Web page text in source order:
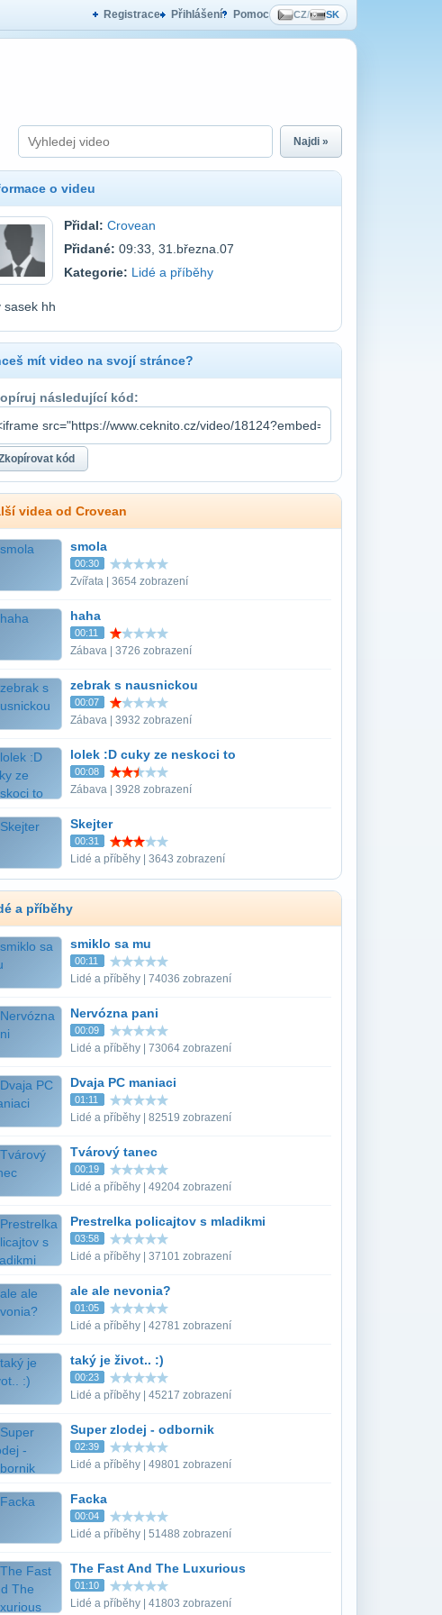
Registrace Přihlášení Pomoc CZ/ SK
Najdi »
o videu
Přidal: Crovean
Přidané: 09:33, 31.března.07
Kategorie: Lidé a příběhy
sasek hh
mít video na svojí stránce?
následující kód:
videa od Crovean
smola
00:30
Zvířata | 3654 zobrazení
haha
00:11
Zábava | 3726 zobrazení
zebrak s nausnickou
00:07
Zábava | 3932 zobrazení
lolek :D cuky ze neskoci to
00:08
Zábava | 3928 zobrazení
Skejter
00:31
Lidé a příběhy | 3643 zobrazení
a příběhy
smiklo sa mu
00:11
Lidé a příběhy | 74036 zobrazení
Nervózna pani
00:09
Lidé a příběhy | 73064 zobrazení
Dvaja PC maniaci
01:11
Lidé a příběhy | 82519 zobrazení
Tvárový tanec
00:19
Lidé a příběhy | 49204 zobrazení
Prestrelka policajtov s mladikmi
03:58
Lidé a příběhy | 37101 zobrazení
ale ale nevonia?
01:05
Lidé a příběhy | 42781 zobrazení
taký je život.. :)
00:23
Lidé a příběhy | 45217 zobrazení
Super zlodej - odbornik
02:39
Lidé a příběhy | 49801 zobrazení
Facka
00:04
Lidé a příběhy | 51488 zobrazení
The Fast And The Luxurious
01:10
Lidé a příběhy | 41803 zobrazení